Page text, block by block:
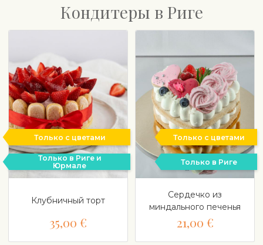
Кондитеры в Риге
Только с цветами
Только в Риге и
Юрмале
Клубничный торт
35,00 €
Только с цветами
Только в Риге
Сердечко из
миндального печенья
21,00 €